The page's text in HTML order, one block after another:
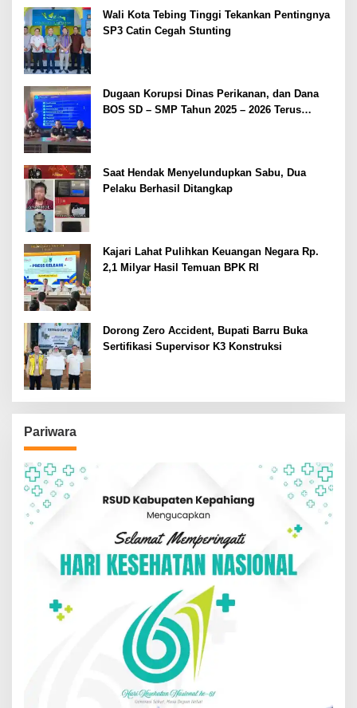
Wali Kota Tebing Tinggi Tekankan Pentingnya
SP3 Catin Cegah Stunting
Dugaan Korupsi Dinas Perikanan, dan Dana
BOS SD – SMP Tahun 2025 – 2026 Terus
Saat Hendak Menyelundupkan Sabu, Dua
Pelaku Berhasil Ditangkap
Kajari Lahat Pulihkan Keuangan Negara Rp.
2,1 Milyar Hasil Temuan BPK RI
Dorong Zero Accident, Bupati Barru Buka
Sertifikasi Supervisor K3 Konstruksi
Pariwara